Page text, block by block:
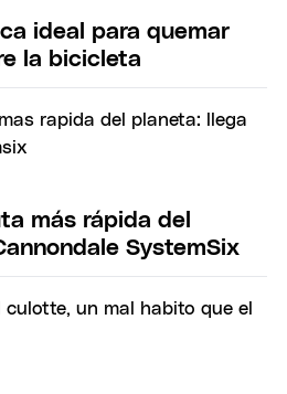
ideal para quemar
la bicicleta
más rápida del
SystemSix